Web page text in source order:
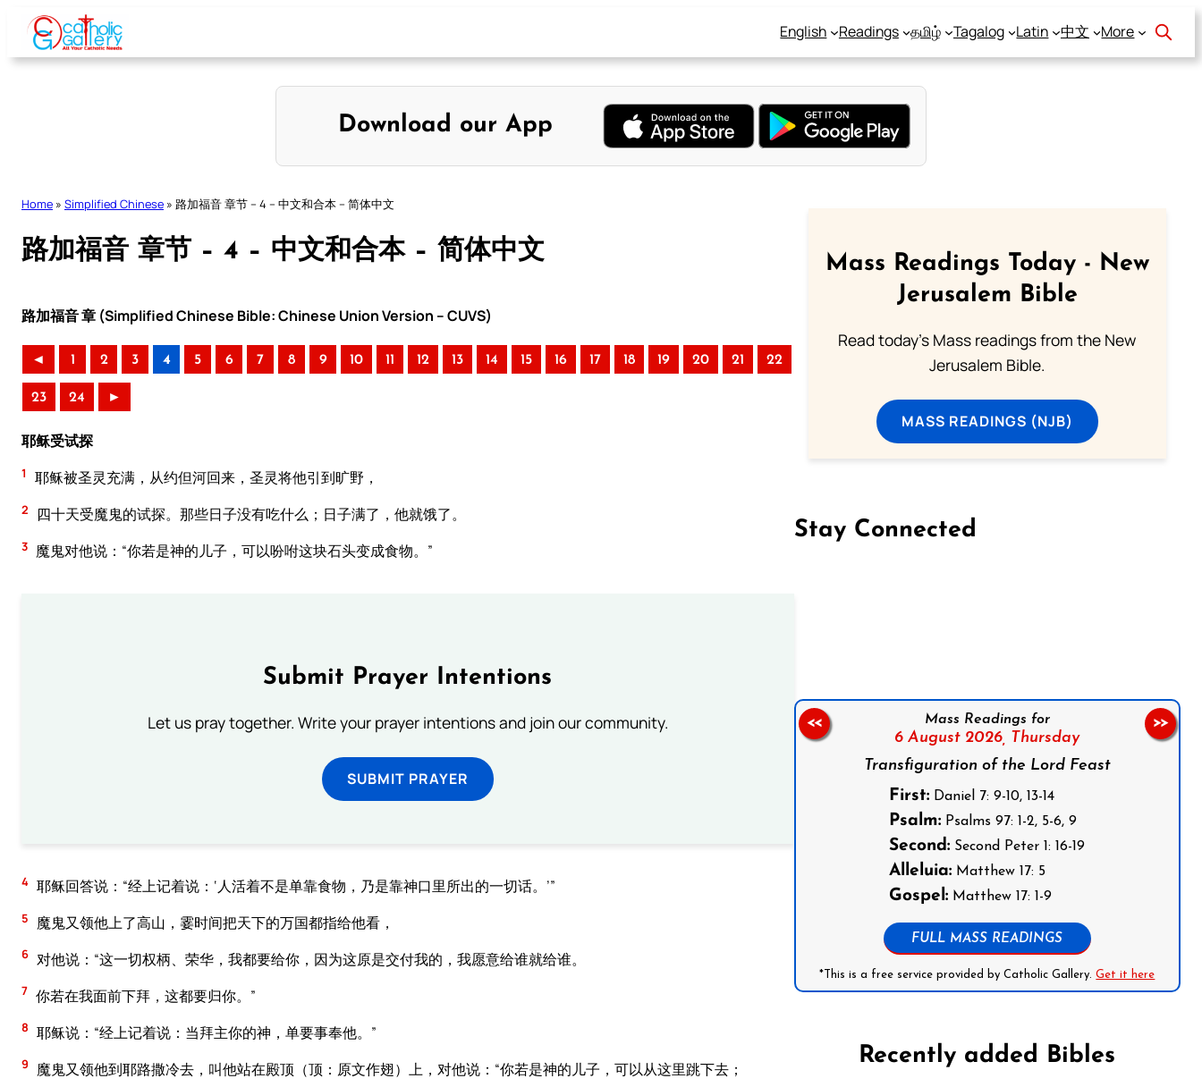
Skip
content
English Readings தமிழ் Tagalog Latin 中文 More
Download our App
Home » Simplified Chinese » 路加福音 章节 – 4 – 中文和合本 – 简体中文
路加福音 章节 – 4 – 中文和合本 – 简体中文
路加福音 章 (Simplified Chinese Bible: Chinese Union Version – CUVS)
◄ 1 2 3 4 5 6 7 8 9 10 11 12 13 14 15 16 17 18 19 20 21 22
23 24 ►
耶稣受试探
1 耶稣被圣灵充满，从约但河回来，圣灵将他引到旷野，
2 四十天受魔鬼的试探。那些日子没有吃什么；日子满了，他就饿了。
3 魔鬼对他说：“你若是神的儿子，可以吩咐这块石头变成食物。”
Submit Prayer Intentions
Let us pray together. Write your prayer intentions and join our community.
SUBMIT PRAYER
4 耶稣回答说：“经上记着说：‘人活着不是单靠食物，乃是靠神口里所出的一切话。’”
5 魔鬼又领他上了高山，霎时间把天下的万国都指给他看，
6 对他说：“这一切权柄、荣华，我都要给你，因为这原是交付我的，我愿意给谁就给谁。
7 你若在我面前下拜，这都要归你。”
8 耶稣说：“经上记着说：当拜主你的神，单要事奉他。”
9 魔鬼又领他到耶路撒冷去，叫他站在殿顶（顶：原文作翅）上，对他说：“你若是神的儿子，可以从这里跳下去；
Mass Readings Today - New
Jerusalem Bible
Read today's Mass readings from the New
Jerusalem Bible.
MASS READINGS (NJB)
Stay Connected
Mass Readings for
6 August 2026, Thursday
Transfiguration of the Lord Feast
First: Daniel 7: 9-10, 13-14
Psalm: Psalms 97: 1-2, 5-6, 9
Second: Second Peter 1: 16-19
Alleluia: Matthew 17: 5
Gospel: Matthew 17: 1-9
FULL MASS READINGS
*This is a free service provided by Catholic Gallery.Get it here
<< >>
Recently added Bibles